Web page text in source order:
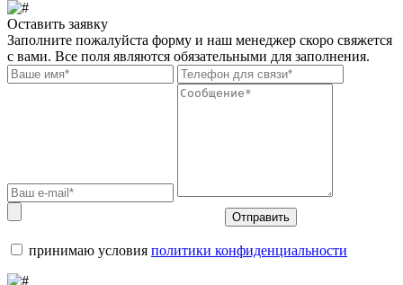
Оставить заявку
Заполните пожалуйста форму и наш менеджер скоро свяжется
с вами. Все поля являются обязательными для заполнения.
Отправить
принимаю условия политики конфиденциальности